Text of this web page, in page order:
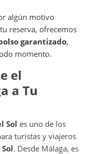
algún motivo
reserva, ofrecemos
garantizado,
momento.
el
a Tu
Sol es uno de los
turistas y viajeros
. Desde Málaga, es